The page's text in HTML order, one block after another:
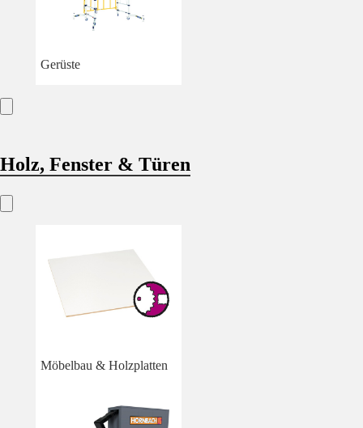
Gerüste
Holz, Fenster & Türen
Möbelbau & Holzplatten